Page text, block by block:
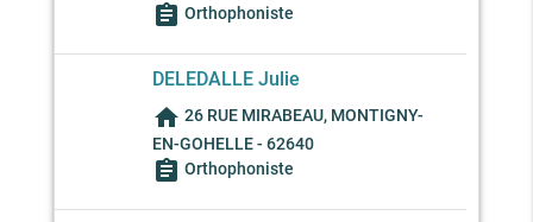
assignment Orthophoniste
DELEDALLE Julie
home 26 RUE MIRABEAU, MONTIGNY-
EN-GOHELLE - 62640
assignment Orthophoniste